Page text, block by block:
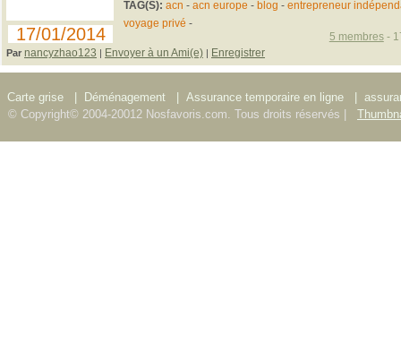
17/01/2014
TAG(S): acn - acn europe - blog - entrepreneur
voyage privé -
Par nancyzhao123 | Envoyer à un Ami(e) | Enregistrer
5 membres-
Carte grise Déménagement Assurance temporaire en ligne
© Copyright© 2004-20012 Nosfavoris.com. Tous droits réservés |